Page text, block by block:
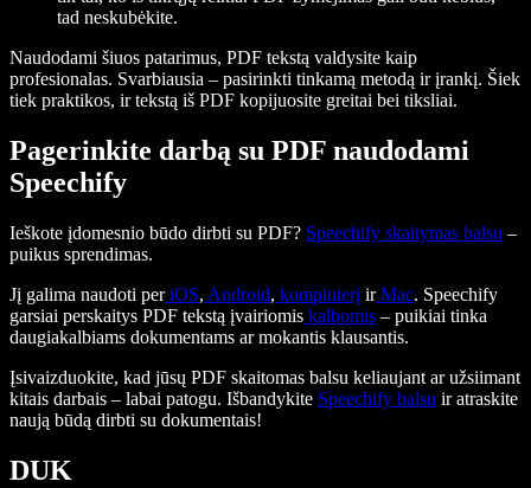
tad neskubėkite.
Naudodami šiuos patarimus, PDF tekstą valdysite kaip
profesionalas. Svarbiausia – pasirinkti tinkamą metodą ir įrankį. Šiek
tiek praktikos, ir tekstą iš PDF kopijuosite greitai bei tiksliai.
Pagerinkite darbą su PDF naudodami
Speechify
Ieškote įdomesnio būdo dirbti su PDF? Speechify skaitymas balsu –
puikus sprendimas.
Jį galima naudoti periOS, Android, kompiuterį irMac. Speechify
garsiai perskaitys PDF tekstą įvairiomis kalbomis – puikiai tinka
daugiakalbiams dokumentams ar mokantis klausantis.
Įsivaizduokite, kad jūsų PDF skaitomas balsu keliaujant ar užsiimant
kitais darbais – labai patogu. Išbandykite Speechify balsu ir atraskite
naują būdą dirbti su dokumentais!
DUK